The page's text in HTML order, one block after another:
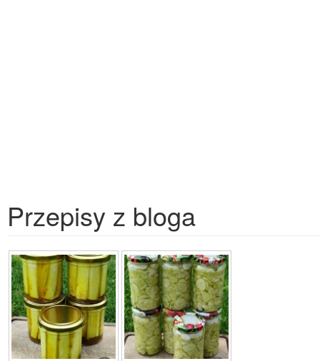
Przepisy z bloga